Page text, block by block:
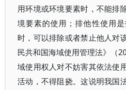
用环境或环境要素时，不能排
境要素的使用；排他性使用
时，可以排除或者禁止他人对
民共和国海域使用管理法》（
域使用权人对不妨害其依法使
活动，不得阻挠。这说明我国